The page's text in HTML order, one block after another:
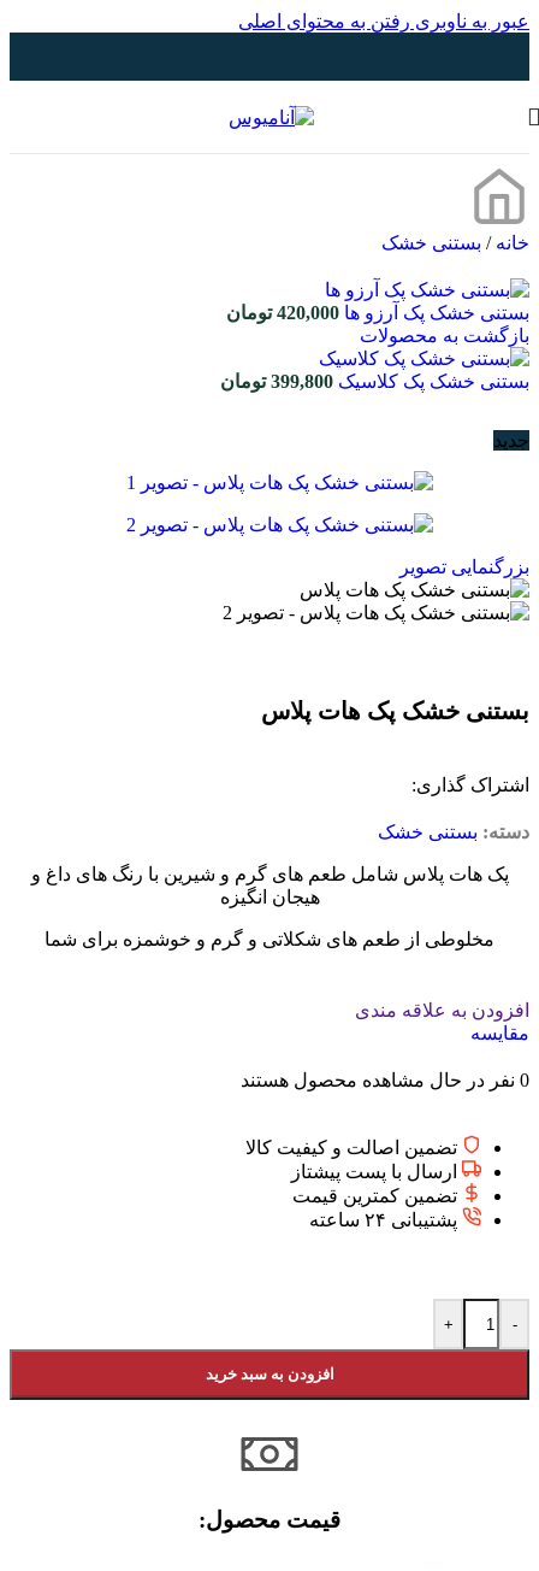
عبور به ناوبری رفتن به محتوای اصلی
خانه/ بستنی خشک
بستنی خشک پک آرزو ها 420,000 تومان
بازگشت به محصولات
بستنی خشک پک کلاسیک 399,800 تومان
جدید
بزرگنمایی تصویر
بستنی خشک پک هات پلاس
اشتراک گذاری:
دسته: بستنی خشک
پک هات پلاس شامل طعم های گرم و شیرین با رنگ های داغ و
هیجان انگیزه
مخلوطی از طعم های شکلاتی و گرم و خوشمزه برای شما
افزودن به علاقه مندی
مقایسه
0 نفر در حال مشاهده محصول هستند
تضمین اصالت و کیفیت کالا
ارسال با پست پیشتاز
تضمین کمترین قیمت
پشتیبانی ۲۴ ساعته
-
+
افزودن به سبد خرید
قیمت محصول:​